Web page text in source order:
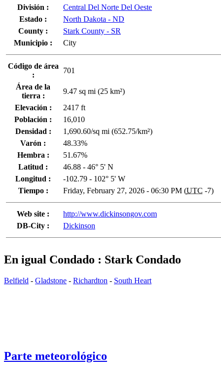
División :
Central Del Norte Del Oeste
Estado :
North Dakota - ND
County :
Stark County - SR
Municipio :
City
Código de área
:
701
Área de la
tierra :
9.47 sq mi (25 km²)
Elevación :
2417 ft
Población :
16,010
Densidad :
1,690.60/sq mi (652.75/km²)
Varón :
48.33%
Hembra :
51.67%
Latitud :
46.88 - 46° 5' N
Longitud :
-102.79 - 102° 5' W
Tiempo :
Friday, February 27, 2026 - 06:30 PM (UTC -7)
Web site :
http://www.dickinsongov.com
DB-City :
Dickinson
En igual Condado : Stark Condado
Belfield - Gladstone - Richardton - South Heart
Parte meteorológico